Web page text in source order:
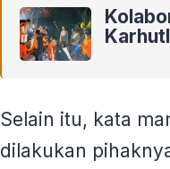
Selain itu, kata
dilakukan